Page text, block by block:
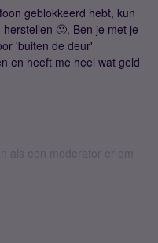
geblokkeerd hebt, kun
🙂. Ben je met je
'buiten de deur'
en heeft me heel wat geld
als een moderator er om